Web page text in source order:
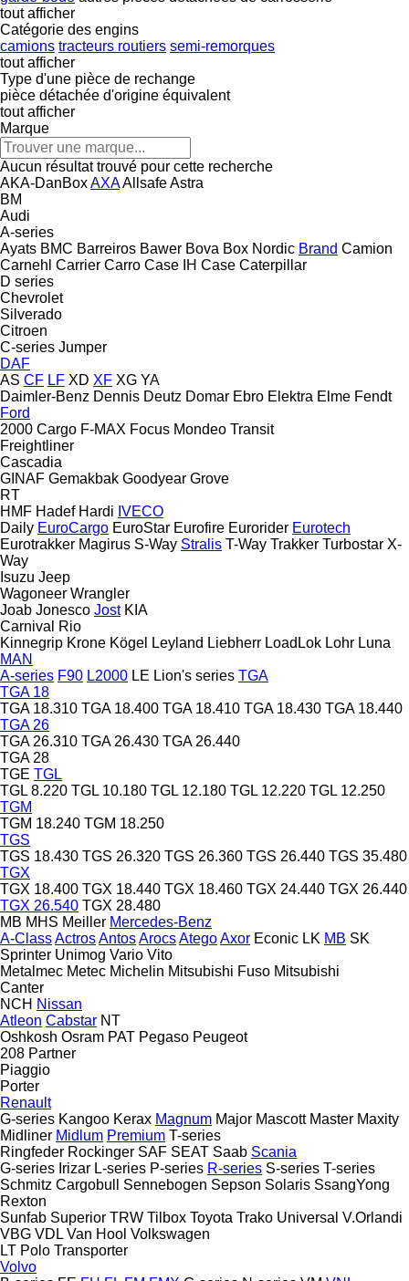
tout afficher
Catégorie des engins
camions tracteurs routiers semi-remorques
tout afficher
Type d'une pièce de rechange
pièce détachée d'origine équivalent
tout afficher
Marque
Aucun résultat trouvé pour cette recherche
AKA-DanBoxAXAAllsafeAstra
BM
Audi
A-series
Ayats BMC Barreiros Bawer Bova Box Nordic Brand Camion
Carnehl Carrier Carro Case IH Case Caterpillar
D series
Chevrolet
Silverado
Citroen
C-series Jumper
DAF
AS CF LF XD XF XG YA
Daimler-Benz Dennis Deutz Domar Ebro Elektra Elme Fendt
Ford
2000 Cargo F-MAX Focus Mondeo Transit
Freightliner
Cascadia
GINAF Gemakbak Goodyear Grove
RT
HMF Hadef Hardi IVECO
Daily EuroCargo EuroStar Eurofire Eurorider Eurotech
Eurotrakker Magirus S-Way Stralis T-Way Trakker Turbostar X-
Way
Isuzu Jeep
Wagoneer Wrangler
Joab Jonesco Jost KIA
Carnival
Rio
Kinnegrip Krone Kögel Leyland Liebherr LoadLok Lohr Luna
MAN
A-series F90 L2000 LE Lion's series TGA
TGA 18
TGA 18.310 TGA 18.400 TGA 18.410 TGA 18.430 TGA 18.440
TGA 26
TGA 26.310 TGA 26.430 TGA 26.440
TGA 28
TGE TGL
TGL 8.220 TGL 10.180 TGL 12.180 TGL 12.220 TGL 12.250
TGM
TGM 18.240 TGM 18.250
TGS
TGS 18.430 TGS 26.320 TGS 26.360 TGS 26.440 TGS 35.480
TGX
TGX 18.400 TGX 18.440 TGX 18.460 TGX 24.440 TGX 26.440
TGX 26.540 TGX 28.480
MB MHS Meiller Mercedes-Benz
A-ClassActrosAntosArocsAtegoAxor Econic LK MB SK
Sprinter Unimog Vario Vito
Metalmec Metec Michelin Mitsubishi Fuso Mitsubishi
Canter
NCH Nissan
Atleon Cabstar NT
Oshkosh Osram PAT Pegaso Peugeot
208 Partner
Piaggio
Porter
Renault
G-series Kangoo Kerax Magnum Major Mascott Master Maxity
Midliner Midlum Premium T-series
Ringfeder Rockinger SAF SEAT Saab Scania
G-series Irizar L-series P-series R-series S-series T-series
Schmitz Cargobull
Sennebogen Sepson Solaris SsangYong
Rexton
Sunfab Superior TRW Tilbox Toyota Trako Universal V.Orlandi
VBG VDL Van Hool Volkswagen
LT Polo Transporter
Volvo